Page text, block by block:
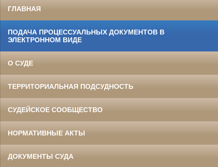
ГЛАВНАЯ
ПОДАЧА ПРОЦЕССУАЛЬНЫХ ДОКУМЕНТОВ В
ЭЛЕКТРОННОМ ВИДЕ
О СУДЕ
ТЕРРИТОРИАЛЬНАЯ ПОДСУДНОСТЬ
СУДЕЙСКОЕ СООБЩЕСТВО
НОРМАТИВНЫЕ АКТЫ
ДОКУМЕНТЫ СУДА